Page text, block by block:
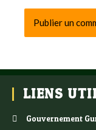
LIENS
Gouvernement